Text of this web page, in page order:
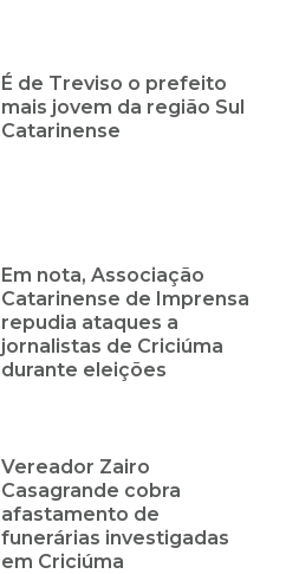
É de Treviso o prefeito
mais jovem da região Sul
Catarinense
Em nota, Associação
Catarinense de Imprensa
repudia ataques a
jornalistas de Criciúma
durante eleições
Vereador Zairo
Casagrande cobra
afastamento de
funerárias investigadas
em Criciúma